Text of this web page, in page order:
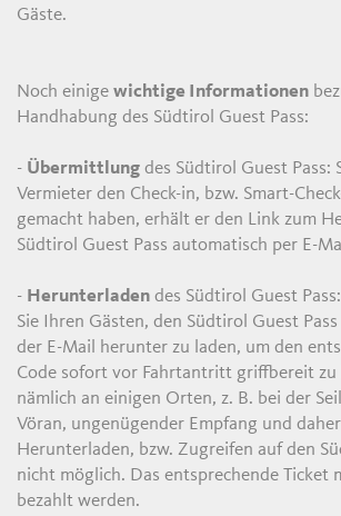
Gäste.
Noch einigewichtige Informationen
Handhabung des Südtirol Guest Pass:
- Übermittlung des Südtirol Guest Pass:
Vermieter den Check-in, bzw. Smart-
gemacht haben, erhält er den Link zum
Südtirol Guest Pass automatisch per E-
- Herunterladen des Südtirol Guest
Sie Ihren Gästen, den Südtirol Guest
der E-Mail herunter zu laden, um den
Code sofort vor Fahrtantritt griffbereit zu
nämlich an einigen Orten, z. B. bei der
Vöran, ungenügender Empfang und
Herunterladen, bzw. Zugreifen auf den
nicht möglich. Das entsprechende Ticket
bezahlt werden.